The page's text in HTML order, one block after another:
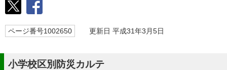
ページ番号1002650 更新日 平成31年3月5日
小学校区別防災カルテ